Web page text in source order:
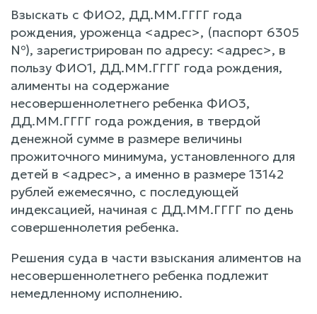
Взыскать с ФИО2, ДД.ММ.ГГГГ года
рождения, уроженца <адрес>, (паспорт 6305
№), зарегистрирован по адресу: <адрес>, в
пользу ФИО1, ДД.ММ.ГГГГ года рождения,
алименты на содержание
несовершеннолетнего ребенка ФИО3,
ДД.ММ.ГГГГ года рождения, в твердой
денежной сумме в размере величины
прожиточного минимума, установленного для
детей в <адрес>, а именно в размере 13142
рублей ежемесячно, с последующей
индексацией, начиная с ДД.ММ.ГГГГ по день
совершеннолетия ребенка.
Решения суда в части взыскания алиментов на
несовершеннолетнего ребенка подлежит
немедленному исполнению.